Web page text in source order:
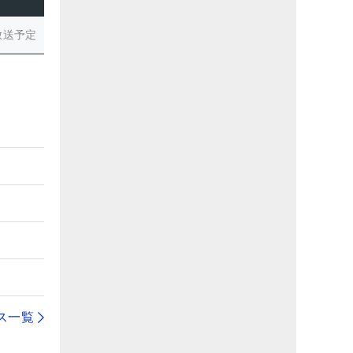
予定
一覧